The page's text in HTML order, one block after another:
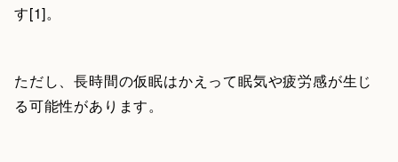
す[1]。
ただし、長時間の仮眠はかえって眠気や疲労感が生じ
る可能性があります。